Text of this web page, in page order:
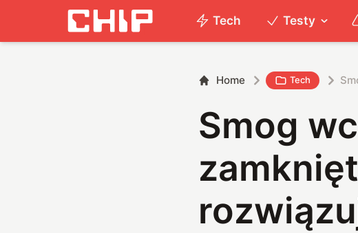
Tech Testy
Home Tech
Smog